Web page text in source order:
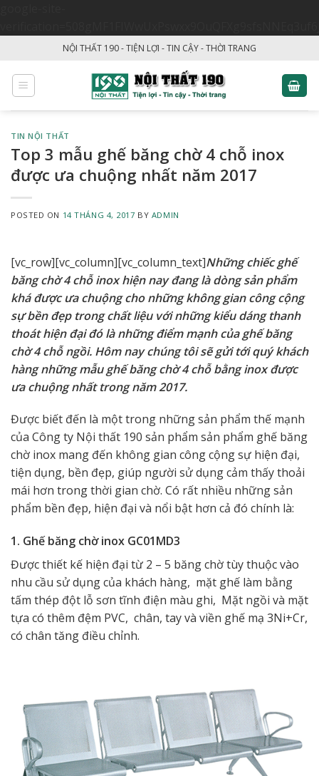
content
NỘI THẤT 190 - TIỆN LỢI - TIN CẬY - THỜI TRANG
TIN NỘI THẤT
Top 3 mẫu ghế băng chờ 4 chỗ inox
được ưa chuộng nhất năm 2017
POSTED ON 14 THÁNG 4, 2017 BY ADMIN
[vc_row][vc_column][vc_column_text]Những chiếc ghế
băng chờ 4 chỗ inox hiện nay đang là dòng sản phẩm
khá được ưa chuộng cho những không gian công cộng
sự bền đẹp trong chất liệu với những kiểu dáng thanh
thoát hiện đại đó là những điểm mạnh của ghế băng
chờ 4 chỗ ngồi. Hôm nay chúng tôi sẽ gửi tới quý khách
hàng những mẫu ghế băng chờ 4 chỗ bằng inox được
ưa chuộng nhất trong năm 2017.
Được biết đến là một trong những sản phẩm thế mạnh
của Công ty Nội thất 190 sản phẩm sản phẩm ghế băng
chờ inox mang đến không gian công cộng sự hiện đại,
tiện dụng, bền đẹp, giúp người sử dụng cảm thấy thoải
mái hơn trong thời gian chờ. Có rất nhiều những sản
phẩm bền đẹp, hiện đại và nổi bật hơn cả đó chính là:
1. Ghế băng chờ inox GC01MD3
Được thiết kế hiện đại từ 2 – 5 băng chờ tùy thuộc vào
nhu cầu sử dụng của khách hàng, mặt ghế làm bằng
tấm thép đột lỗ sơn tĩnh điện màu ghi, Mặt ngồi và mặt
tựa có thêm đệm PVC, chân, tay và viền ghế mạ 3Ni+Cr,
có chân tăng điều chỉnh.